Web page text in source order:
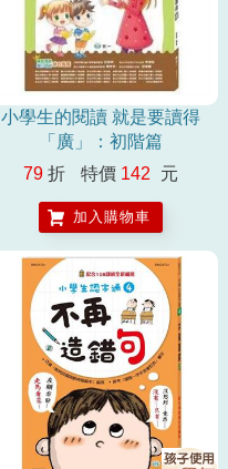
小學生的閱讀 就是要讀得
「廣」：初階篇
79 折 特價 142 元
加入購物車